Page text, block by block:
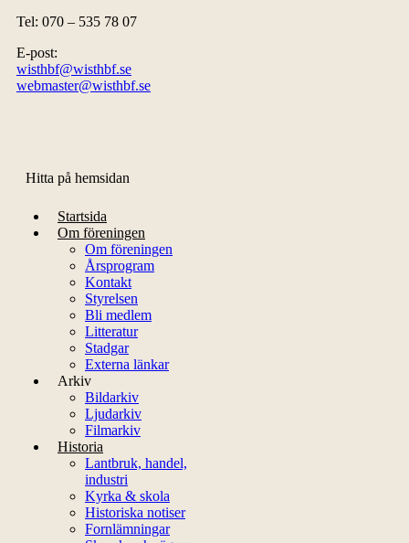
Tel: 070 – 535 78 07
E-post:
wisthbf@wisthbf.se
webmaster@wisthbf.se
Hitta på hemsidan
Startsida
Om föreningen
Om föreningen
Årsprogram
Kontakt
Styrelsen
Bli medlem
Litteratur
Stadgar
Externa länkar
Arkiv
Bildarkiv
Ljudarkiv
Filmarkiv
Historia
Lantbruk, handel,
industri
Kyrka & skola
Historiska notiser
Fornlämningar